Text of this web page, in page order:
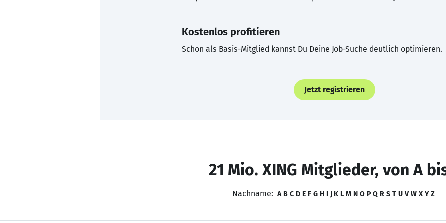
Kostenlos profitieren
Schon als Basis-Mitglied kannst Du Deine Job-Suche deutlich optimieren.
Jetzt registrieren
21 Mio. XING Mitglieder, von A
Nachname: A B C D E F G H I J K L M N O P Q R S T U V W X Y Z